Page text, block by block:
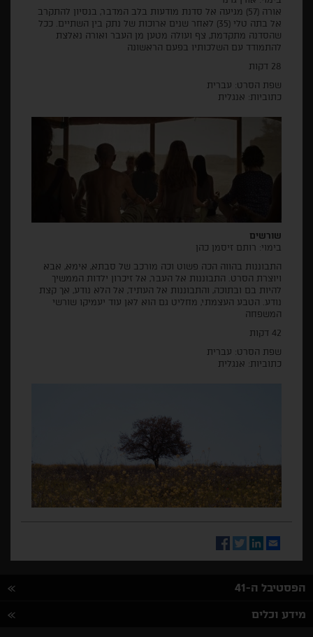
אורה (57) מגיעה אל סדנת מודעות בלב המדבר, בנסיון להתקרב
אל בתה טלי (35) לאחר שנים ארוכות של נתק בין השתיים. ככל
שהסדנה מתקדמת, צף ועולה מטען מן העבר ואורה נאלצת
להתמודד עם השלכותיו בפעם הראשונה
28 דקות
שפת הסרט: עברית
כתוביות: אנגלית
שורשים
בימוי: רותם זיסמן כהן
התבוננות בהווה הכה פשוט וכה מורכב של סבתא, אימא, אבא
ויוצרת הסרט. התבוננות אל העבר, אל זיכרון ילדות הממשיך
להיות בם ובתוכה, והתבוננות אל העתיד, אל הלא נודע, אך קצת
נודע. הטבע העצמתי, מחליט גם הוא לאן עוד יעמיקו שורשי
המשפחה
42 דקות
שפת הסרט: עברית
כתוביות: אנגלית
Email
LinkedIn
Twitter
Facebook
הפסטיבל ה-41
מידע וכלים